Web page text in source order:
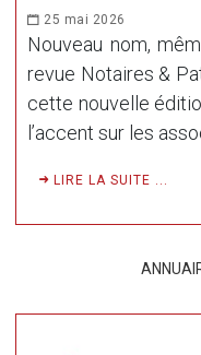
25 mai 2026
Nouveau nom,
revue Notaires &
cette nouvelle
l’accent sur les
LIRE LA SUITE ...